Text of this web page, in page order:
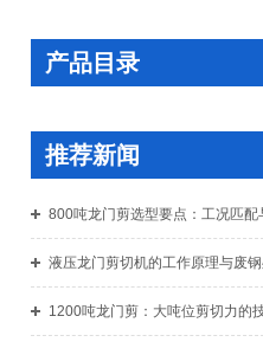
产品目录
推荐新闻
800吨龙门剪选型要点：工况匹配
液压龙门剪切机的工作原理与废
1200吨龙门剪：大吨位剪切力的